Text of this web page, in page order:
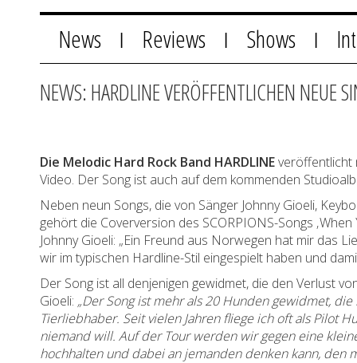
News Reviews Shows
NEWS: HARDLINE VERÖFFENTLICHEN NEUE
Die Melodic Hard Rock Band HARDLINE
Video. Der Song ist auch auf dem kommenden
Neben neun Songs, die von Sänger Johnny Gioeli,
gehört die Coverversion des SCORPIONS-Songs
Johnny Gioeli: „Ein Freund aus Norwegen hat mir das
wir im typischen Hardline-Stil eingespielt haben und
Der Song ist all denjenigen gewidmet, die den Verlust
Gioeli: „Der Song ist mehr als 20 Hunden gewidmet,
Tierliebhaber. Seit vielen Jahren fliege ich oft als Pilot
niemand will. Auf der Tour werden wir gegen eine
hochhalten und dabei an jemanden denken kann, den